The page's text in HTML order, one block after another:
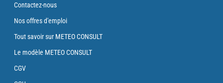
Contactez-nous
Nos offres d'emploi
Tout savoir sur METEO CONSULT
Le modèle METEO CONSULT
CGV